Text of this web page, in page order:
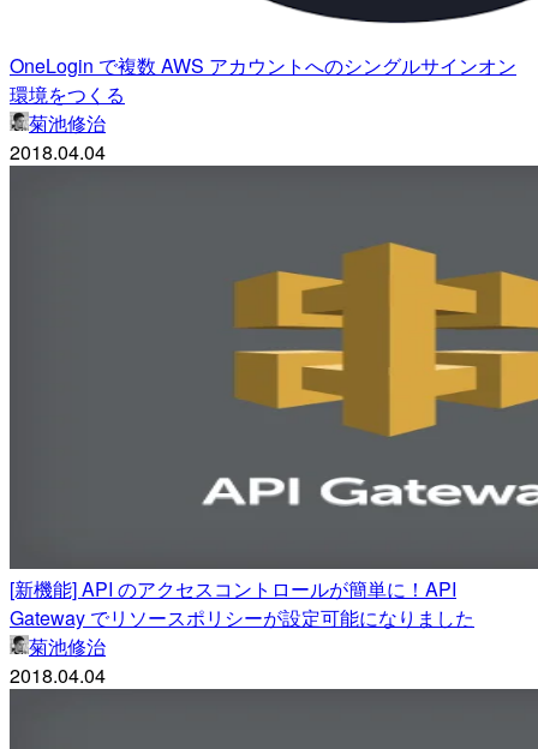
OneLogin で複数 AWS アカウントへのシングルサインオン
環境をつくる
菊池修治
2018.04.04
[新機能] API のアクセスコントロールが簡単に！API
Gateway でリソースポリシーが設定可能になりました
菊池修治
2018.04.04